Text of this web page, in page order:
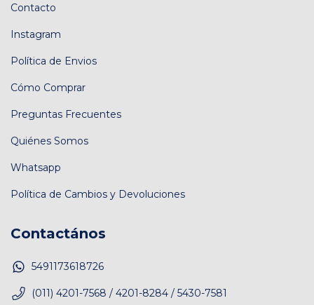
Contacto
Instagram
Política de Envios
Cómo Comprar
Preguntas Frecuentes
Quiénes Somos
Whatsapp
Política de Cambios y Devoluciones
Contactános
5491173618726
(011) 4201-7568 / 4201-8284 / 5430-7581